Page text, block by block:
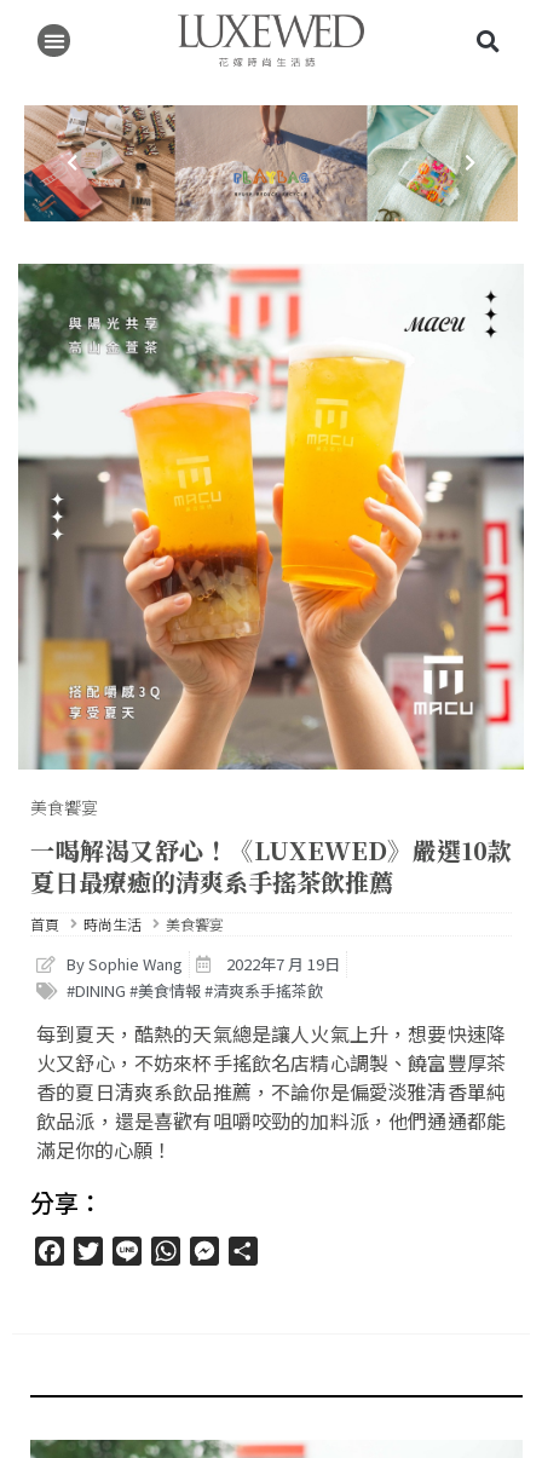
美食饗宴
一喝解渴又舒心！《LUXEWED》嚴選10款
夏日最療癒的清爽系手搖茶飲推薦
首頁 時尚生活 美食饗宴
By Sophie Wang
2022年7 月 19日
#DINING #美食情報 #清爽系手搖茶飲
每到夏天，酷熱的天氣總是讓人火氣上升，想要快速降
火又舒心，不妨來杯手搖飲名店精心調製、饒富豐厚茶
香的夏日清爽系飲品推薦，不論你是偏愛淡雅清香單純
飲品派，還是喜歡有咀嚼咬勁的加料派，他們通通都能
滿足你的心願！
分享：
FacebookTwitter
Line WhatsAppMessenger